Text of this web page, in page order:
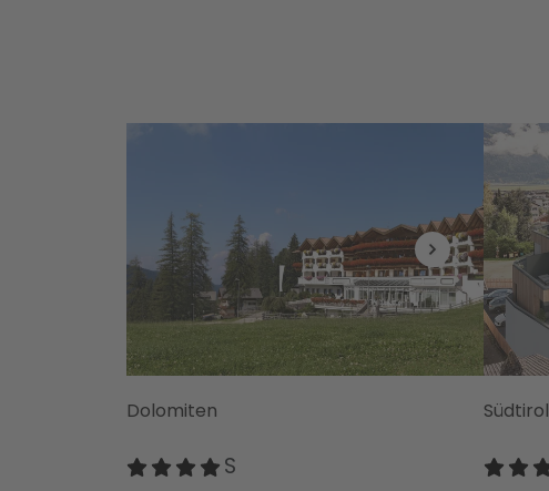
Dolomiten Südtirol